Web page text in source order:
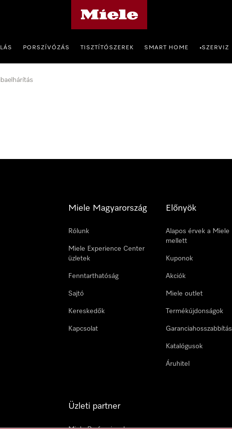
PORSZÍVÓZÁS TISZTÍTÓSZEREK SMART HOME •SZERVIZ
Miele Magyarország
Rólunk
Miele Experience Center
üzletek
Fenntarthatóság
Sajtó
Kereskedők
Kapcsolat
Előnyök
Alapos érvek a Miele
mellett
Kuponok
Akciók
Miele outlet
Termékújdonságok
Garanciahosszabbítás
Katalógusok
Áruhitel
Üzleti partner
Miele Professional